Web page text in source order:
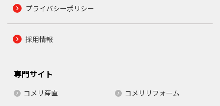
プライバシーポリシー
採用情報
専門サイト
コメリ産直 コメリリフォーム